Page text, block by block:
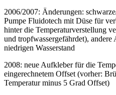
2006/2007: Änderungen:
Pumpe Fluidotech mit Düse für
hinter die Temperaturverstellung
und tropfwassergefährdet),
niedrigen Wasserstand
2008: neue Aufkleber für die
eingerechnetem Offset (vorher:
Temperatur minus 5 Grad Offset)